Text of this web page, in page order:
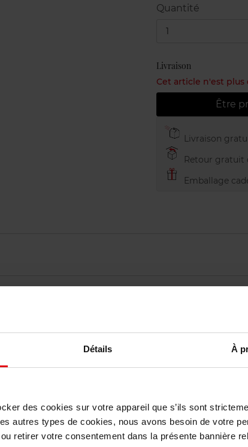
Détails À
des cookies sur votre appareil que s’ils sont
autres types de cookies, nous avons besoin de votre
retirer votre consentement dans la présente bannière
Quantité
1
Livraison
Cet article n'est
Être
Livraison
Retour gratuit
Emballage